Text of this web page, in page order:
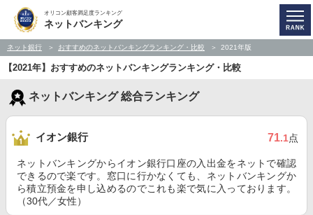
オリコン顧客満足度ランキング
ネットバンキング
ネット銀行 おすすめのネットバンキングランキング・比較 2021年版
【2021年】おすすめのネットバンキングランキング・比較
ネットバンキング 総合ランキング
イオン銀行 71.1点
ネットバンキングからイオン銀行口座の入出金をネットで確認
できるので楽です。窓口に行かなくても、ネットバンキングか
ら積立預金を申し込めるのでこれも楽で気に入っております。
（30代／女性）